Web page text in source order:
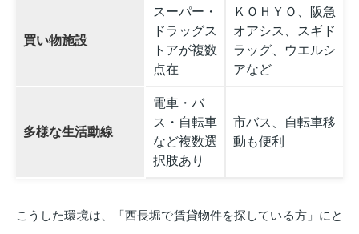
買い物施設
スーパー・
ドラッグス
トアが複数
点在
ＫＯＨＹＯ、阪急
オアシス、スギド
ラッグ、ウエルシ
アなど
多様な生活動線
電車・バ
ス・自転車
など複数選
択肢あり
市バス、自転車移
動も便利
こうした環境は、「西長堀で賃貸物件を探している方」にと